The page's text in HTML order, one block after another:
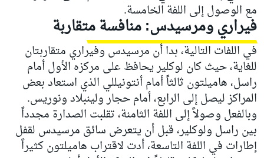
مع الوصول إلى اللفة الخامسة.
فيراري ومرسيدس: منافسة متقاربة
في اللفات التالية، بدا أن مرسيدس وفيراري متقاربتان
للغاية، حيث كان لوكلير يحافظ على مركزه الأول أمام
راسل، هاميلتون ثالثاً أمام أنتونيللي الذي استعاد بعض
المراكز ليصل إلى الرابع، أمام حجار ولينبلاد ونوريس.
وبالفعل وصولاً إلى اللفة الثامنة، تقلبت الصدارة مجدداً
بين راسل ولوكلير، قبل أن يتعرض سائق مرسيدس لقفل
إطارات في اللفة التاسعة، أدت لاقتراب هاميلتون كثيراً